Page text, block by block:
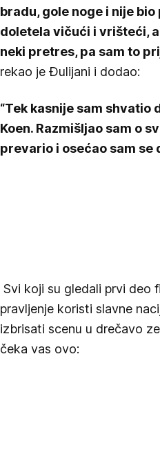
bradu, gole noge i nije
doletela vičući i vrišteći,
neki pretres, pa sam to
rekao je Đulijani i dodao:
“Tek kasnije sam shvatio
Koen. Razmišljao sam o
prevario i osećao sam se
Svi koji su gledali prvi deo
pravljenje koristi slavne
izbrisati scenu u drečavo
čeka vas ovo: